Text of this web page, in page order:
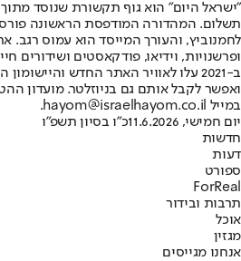
"ישראל היום" הוא גוף תקשורת שנוסד מתוך
ופרשנויות, וידיאו, פודקאסטים ושידורים
ב-2021 עלו לאוויר האתר החדש
ואפשר לקבל אותם גם בניוזלטר. מועדון
במייל hayom@israelhayom.co.il.
יום חמישי, 11.6.2026
כ"ו בסיון תשפ"ו
חדשות
דעות
ספורט
ForReal
תרבות ובידור
אוכל
מגזין
אנחנו מגייסים